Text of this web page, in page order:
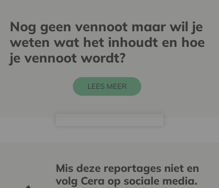
Nog geen vennoot maar wil je
weten wat het inhoudt en hoe
je vennoot wordt?
LEES MEER
Mis deze reportages niet en
volg Cera op sociale media.